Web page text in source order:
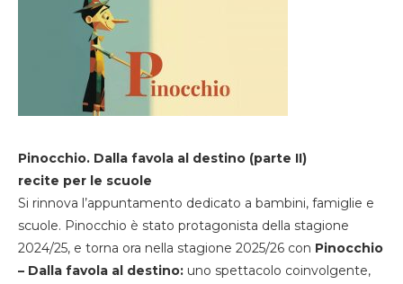
Pinocchio. Dalla favola al destino (parte II)
recite per le scuole
Si rinnova l’appuntamento dedicato a bambini, famiglie e
scuole. Pinocchio è stato protagonista della stagione
2024/25, e torna ora nella stagione 2025/26 con Pinocchio
– Dalla favola al destino: uno spettacolo coinvolgente,